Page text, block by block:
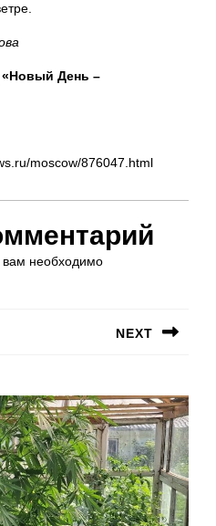
«Новый День –
moscow/876047.html
вам необходимо
NEXT
запись: